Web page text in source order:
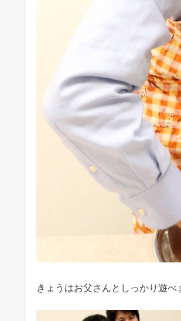
きょうはお父さんとしっかり遊べ